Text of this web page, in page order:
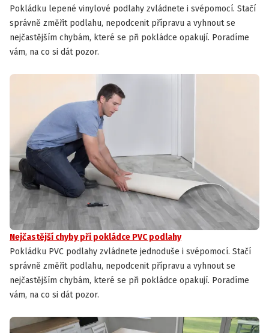
Pokládku lepené vinylové podlahy zvládnete i svépomocí. Stačí
správně změřit podlahu, nepodcenit přípravu a vyhnout se
nejčastějším chybám, které se při pokládce opakují. Poradíme
vám, na co si dát pozor.
Nejčastější chyby při pokládce PVC podlahy
Pokládku PVC podlahy zvládnete jednoduše i svépomocí. Stačí
správně změřit podlahu, nepodcenit přípravu a vyhnout se
nejčastějším chybám, které se při pokládce opakují. Poradíme
vám, na co si dát pozor.